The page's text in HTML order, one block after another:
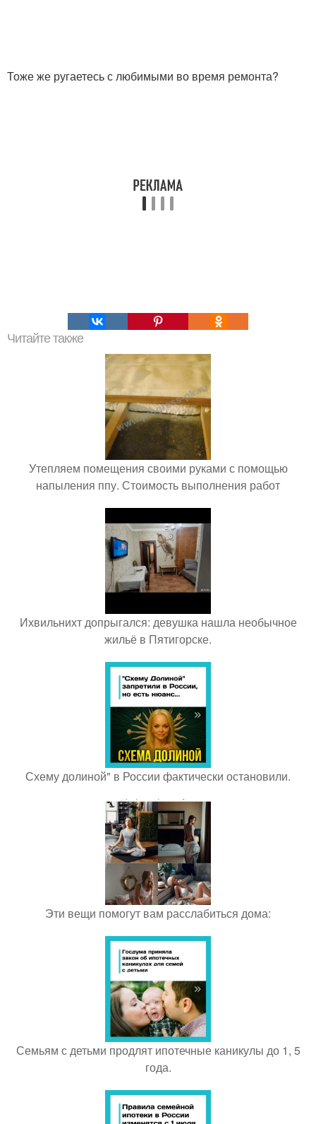
Тоже же ругаетесь с любимыми во время ремонта?
Читайте также
Утепляем помещения своими руками с помощью
напыления ппу. Стоимость выполнения работ
Ихвильнихт допрыгался: девушка нашла необычное
жильё в Пятигорске.
Схему долиной" в России фактически остановили.
Эти вещи помогут вам расслабиться дома:
Семьям с детьми продлят ипотечные каникулы до 1, 5
года.